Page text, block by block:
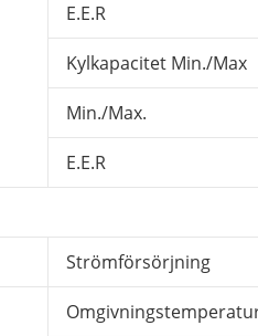
E.E.R
Kylkapacitet Min./Max
Min./Max.
E.E.R
Strömförsörjning